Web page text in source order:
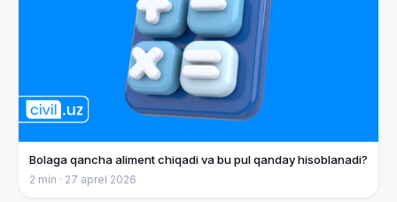
Bolaga qancha aliment chiqadi va bu pul qanday hisoblanadi?
2 min · 27 aprel 2026